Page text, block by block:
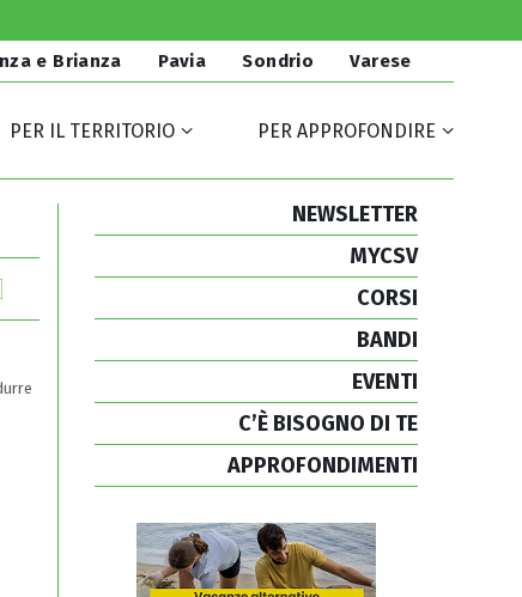
e Brianza Pavia Sondrio Varese
PER IL TERRITORIO PER APPROFONDIRE
NEWSLETTER
MYCSV
CORSI
BANDI
EVENTI
C’È BISOGNO DI TE
APPROFONDIMENTI